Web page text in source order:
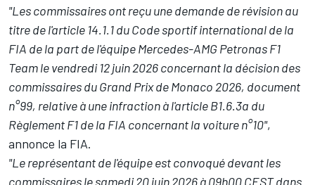
"Les commissaires ont reçu une demande de révision au
titre de l'article 14.1.1 du Code sportif international de la
FIA de la part de l'équipe Mercedes-AMG Petronas F1
Team le vendredi 12 juin 2026 concernant la décision des
commissaires du Grand Prix de Monaco 2026, document
n°99, relative à une infraction à l'article B1.6.3a du
Règlement F1 de la FIA concernant la voiture n°10",
annonce la FIA.
"Le représentant de l'équipe est convoqué devant les
commissaires le samedi 20 juin 2026 à 09h00 CEST dans